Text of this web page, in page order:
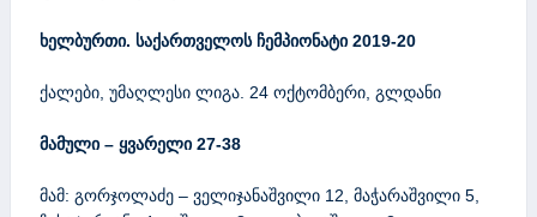
ხელბურთი. საქართველოს ჩემპიონატი 2019-20
ქალები, უმაღლესი ლიგა. 24 ოქტომბერი, გლდანი
მამული – ყვარელი 27-38
მამ: გორჯოლაძე – ველიჯანაშვილი 12, მაჭარაშვილი 5,